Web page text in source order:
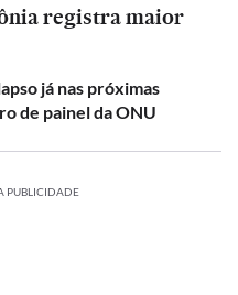
registra maior
já nas próximas
de painel da ONU
PUBLICIDADE